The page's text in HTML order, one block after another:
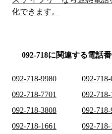
化できます。
092-718に関連する電話
092-718-9980 092-
092-718-7701
092-
092-718-3808
092-
092-718-1661
092-718-